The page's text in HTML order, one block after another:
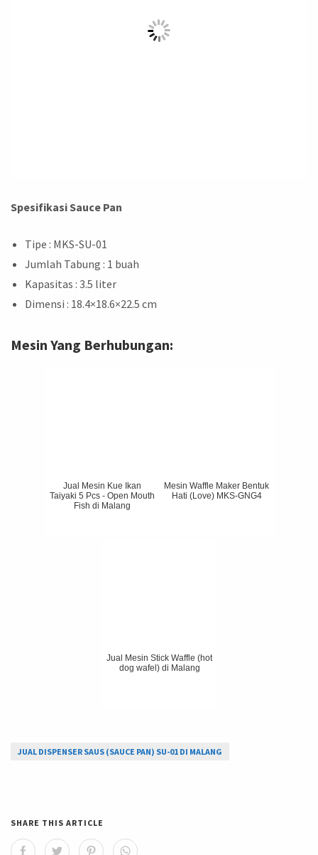
Spesifikasi Sauce Pan
Tipe : MKS-SU-01
Jumlah Tabung : 1 buah
Kapasitas : 3.5 liter
Dimensi : 18.4×18.6×22.5 cm
Mesin Yang Berhubungan:
Jual Mesin Kue Ikan
Taiyaki 5 Pcs - Open Mouth
Fish di Malang
Mesin Waffle Maker Bentuk
Hati (Love) MKS-GNG4
Jual Mesin Stick Waffle (hot
dog wafel) di Malang
JUAL DISPENSER SAUS (SAUCE PAN) SU-01 DI MALANG
SHARE THIS ARTICLE